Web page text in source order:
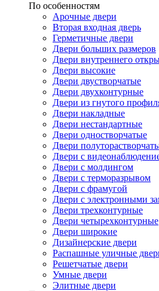
По особенностям
Арочные двери
Вторая входная дверь
Герметичные двери
Двери больших размеров
Двери внутреннего
Двери высокие
Двери двустворчатые
Двери двухконтурные
Двери из гнутого
Двери накладные
Двери нестандартные
Двери одностворчатые
Двери
Двери с
Двери с молдингом
Двери с терморазрывом
Двери с фрамугой
Двери с электронными
Двери трехконтурные
Двери четырехконтурные
Двери широкие
Дизайнерские двери
Распашные уличные
Решетчатые двери
Умные двери
Элитные двери